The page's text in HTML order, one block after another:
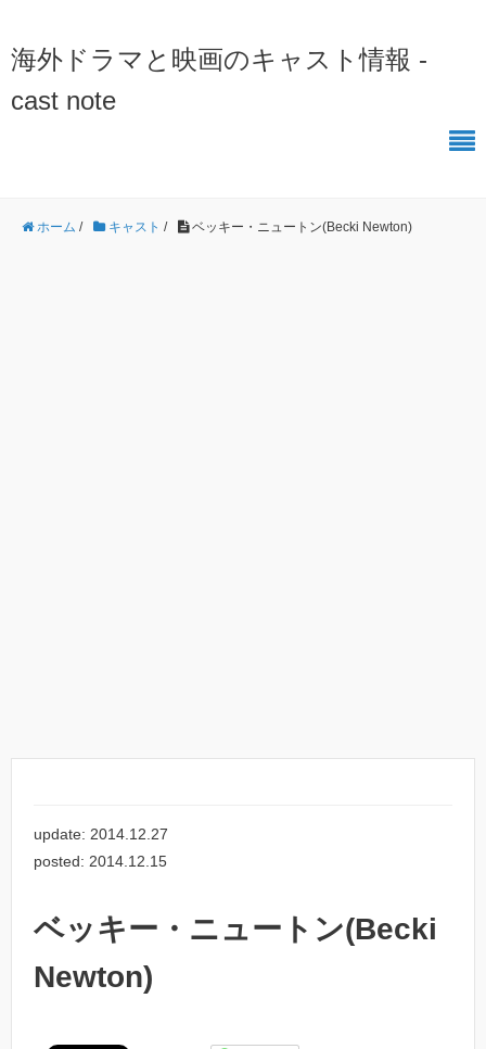
海外ドラマと映画のキャスト情報 -
cast note
ホーム / キャスト / ベッキー・ニュートン(Becki Newton)
update: 2014.12.27
posted: 2014.12.15
ベッキー・ニュートン(Becki
Newton)